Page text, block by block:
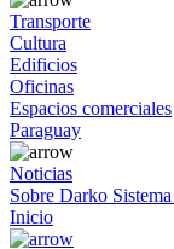
Transporte
Cultura
Edificios
Oficinas
Espacios comerciales
Paraguay
Noticias
Sobre Darko
Inicio